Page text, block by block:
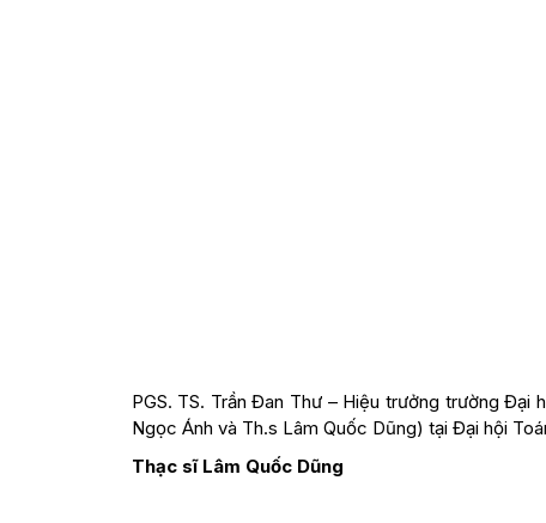
PGS. TS. Trần Đan Thư – Hiệu trưởng trường Đại
Ngọc Ánh và Th.s Lâm Quốc Dũng) tại Đại hội
Thạc sĩ Lâm Quốc Dũng